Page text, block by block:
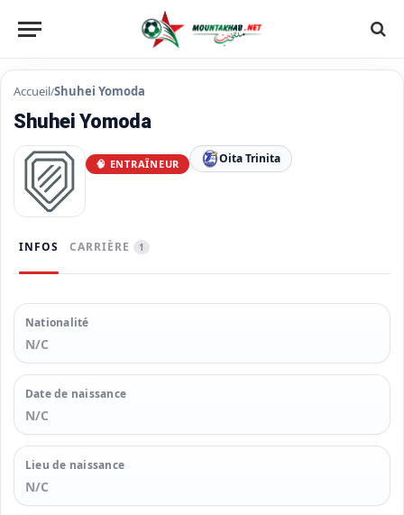
Accueil/Shuhei Yomoda
Shuhei Yomoda
🧠 ENTRAÎNEUR Oita Trinita
INFOS CARRIÈRE 1
Nationalité
N/C
Date de naissance
N/C
Lieu de naissance
N/C